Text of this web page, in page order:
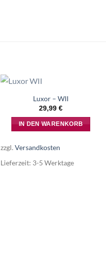
Luxor – WII
29,99 €
IN DEN WARENKORB
zzgl. Versandkosten
Lieferzeit: 3-5 Werktage